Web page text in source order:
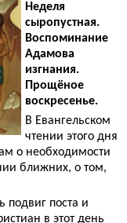
Неделя
сыропустная.
Воспоминание
Адамова
изгнания.
Прощёное
воскресенье.
В Евангельском
чтении этого дня
о необходимости
ближних, о том,
подвиг поста и
в этот день